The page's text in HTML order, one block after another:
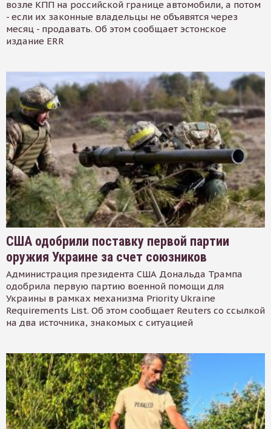
возле КПП на российской границе автомобили, а потом
- если их законные владельцы не объявятся через
месяц - продавать. Об этом сообщает эстонское
издание ERR
США одобрили поставку первой партии
оружия Украине за счет союзников
Администрация президента США Дональда Трампа
одобрила первую партию военной помощи для
Украины в рамках механизма Priority Ukraine
Requirements List. Об этом сообщает Reuters со ссылкой
на два источника, знакомых с ситуацией